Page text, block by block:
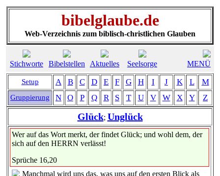
bibelglaube.de
Web-Verzeichnis zum biblisch-christlichen Glauben
Stichworte Bibelstellen Aktuelles Seelsorge MENÜ
Setup A B C D E F G H I J K L M
Gruppierung N O P Q R S T U V W X Y Z
Glück; Unglück
Wer auf das Wort merkt, der findet Glück; und wohl dem, der
sich auf den HERRN verlässt!
Sprüche 16,20
Manchmal wird uns das, was uns auf den ersten Blick als